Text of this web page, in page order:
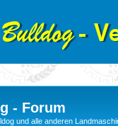
- Forum
und alle anderen